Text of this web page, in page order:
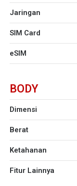
Jaringan
SIM Card
eSIM
BODY
Dimensi
Berat
Ketahanan
Fitur Lainnya